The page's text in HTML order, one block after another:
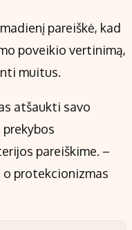
pareiškė, kad
poveikio vertinimą,
muitus.
atšaukti savo
pareiškime. –
o protekcionizmas